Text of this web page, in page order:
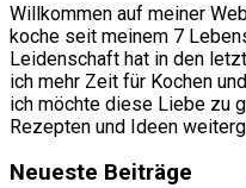
Willkommen auf meiner
koche seit meinem 7
Leidenschaft hat in den
ich mehr Zeit für Kochen
ich möchte diese Liebe zu
Rezepten und Ideen
Neueste Beiträge